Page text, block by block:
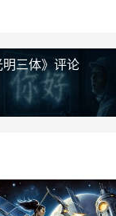
三体》评论